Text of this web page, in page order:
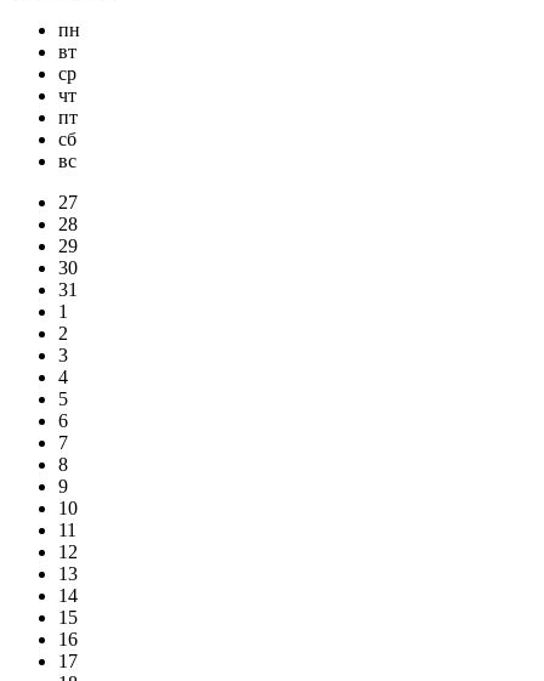
пн
вт
ср
чт
пт
сб
вс
27
28
29
30
31
1
2
3
4
5
6
7
8
9
10
11
12
13
14
15
16
17